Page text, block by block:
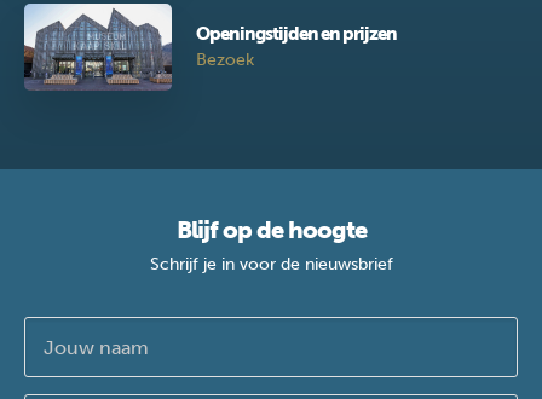
Openingstijden en prijzen
Bezoek
Blijf op de hoogte
Schrijf je in voor de nieuwsbrief